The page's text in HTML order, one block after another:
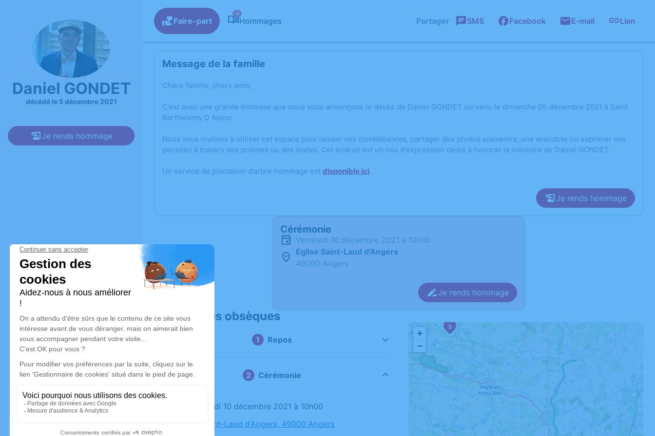
Daniel GONDET
décédé le 5 décembre 2021
Je rends hommage
Faire-part
16
Hommages Partager SMS Facebook E-mail Lien
Message de la famille
Chère famille, chers amis,
C’est avec une grande tristesse que nous vous annonçons le décès de Daniel GONDET survenu le dimanche 05 décembre 2021 à Saint
Barthelemy D Anjou.
Nous vous invitons à utiliser cet espace pour laisser vos condoléances, partager des photos souvenirs, une anecdote ou exprimer vos
pensées à travers des poèmes ou des textes. Cet endroit est un lieu d'expression dédié à honorer la mémoire de Daniel GONDET.
Un service de plantation d’arbre hommage est disponible ici.
Je rends hommage
Cérémonie
vendredi 10 décembre 2021 à 10h00
Eglise Saint-Laud d'Angers
49000 Angers
Je rends hommage
Déroulé des obsèques
Repos
Cérémonie
Le vendredi 10 décembre 2021 à 10h00
Eglise Saint-Laud d'Angers, 49000 Angers
3
+
−